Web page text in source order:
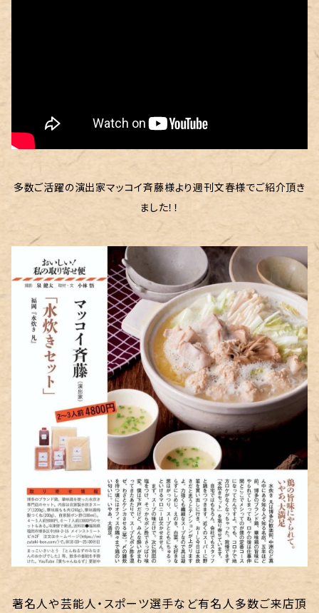
多数ご活躍の演出家マッコイ斉藤様より週刊文春様でご紹介頂き
ました！！
著名人や芸能人・スポーツ選手など有名人多数ご来店頂